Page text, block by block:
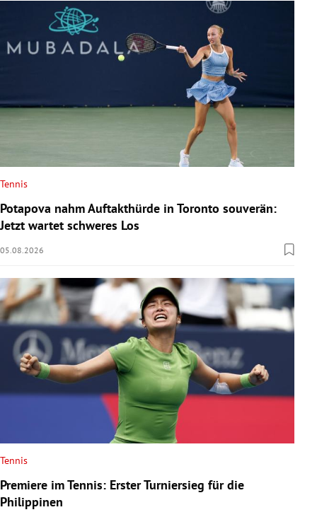
Tennis
Potapova nahm Auftakthürde in Toronto souverän:
Jetzt wartet schweres Los
05.08.2026
Tennis
Premiere im Tennis: Erster Turniersieg für die
Philippinen